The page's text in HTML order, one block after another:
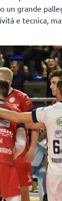
un grande
e tecnica,